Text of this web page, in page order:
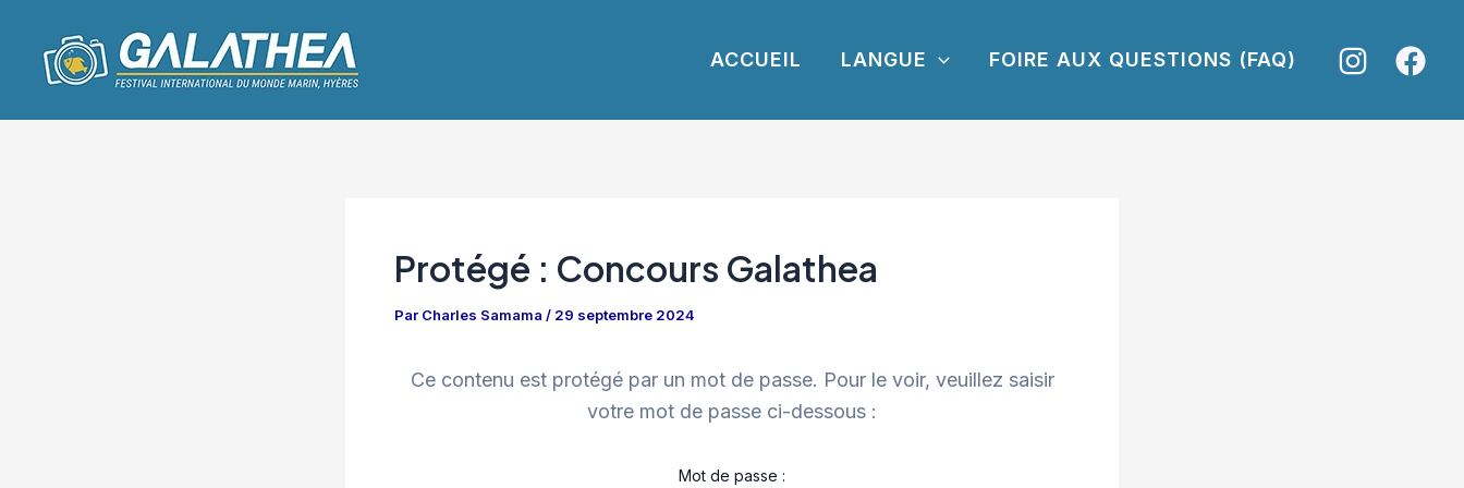
contenu
ACCUEIL LANGUE FOIRE AUX QUESTIONS (FAQ)
Protégé : Concours Galathea
Par Charles Samama / 29 septembre 2024
Ce contenu est protégé par un mot de passe. Pour le voir, veuillez saisir
votre mot de passe ci-dessous :
Mot de passe :
des
articles